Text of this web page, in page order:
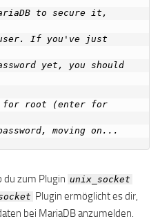
to secure it,
If you've just
yet, you should
for root (enter for
du zum Plugin unix_socket
Plugin ermöglicht es dir,
bei MariaDB anzumelden.